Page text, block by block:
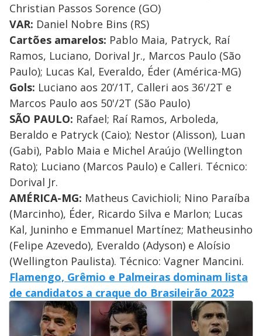
Christian Passos Sorence (GO)
VAR: Daniel Nobre Bins (RS)
Cartões amarelos: Pablo Maia, Patryck, Raí
Ramos, Luciano, Dorival Jr., Marcos Paulo (São
Paulo); Lucas Kal, Everaldo, Éder (América-MG)
Gols: Luciano aos 20’/1T, Calleri aos 36'/2T e
Marcos Paulo aos 50'/2T (São Paulo)
SÃO PAULO: Rafael; Raí Ramos, Arboleda,
Beraldo e Patryck (Caio); Nestor (Alisson), Luan
(Gabi), Pablo Maia e Michel Araújo (Wellington
Rato); Luciano (Marcos Paulo) e Calleri. Técnico:
Dorival Jr.
AMÉRICA-MG: Matheus Cavichioli; Nino Paraíba
(Marcinho), Éder, Ricardo Silva e Marlon; Lucas
Kal, Juninho e Emmanuel Martínez; Matheusinho
(Felipe Azevedo), Everaldo (Adyson) e Aloísio
(Wellington Paulista). Técnico: Vagner Mancini.
Flamengo, Grêmio e Palmeiras dominam lista
de candidatos a craque do Brasileirão 2023